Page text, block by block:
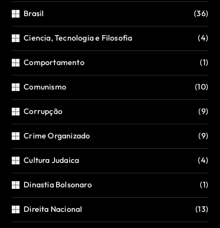
Brasil (36)
Ciencia, Tecnologia e Filosofia (4)
Comportamento (1)
Comunismo (10)
Corrupção (9)
Crime Organizado (9)
Cultura Judaica (4)
Dinastia Bolsonaro (1)
Direita Nacional (13)